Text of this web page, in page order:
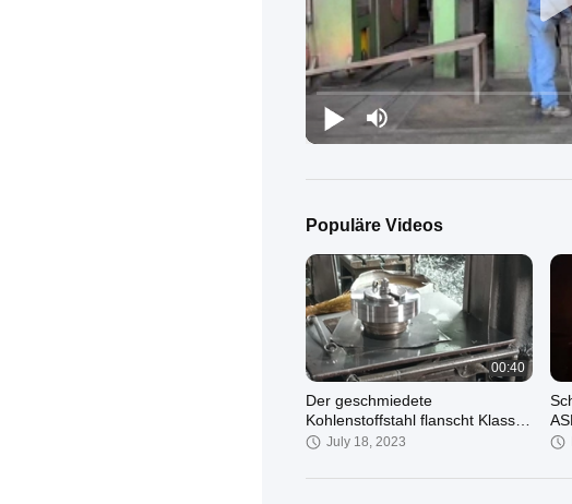
Populäre Videos
00:40
Der geschmiedete
Kohlenstoffstahl flanscht Klasse
1500 ASTM A105 ASME/ANSI
July 18, 2023